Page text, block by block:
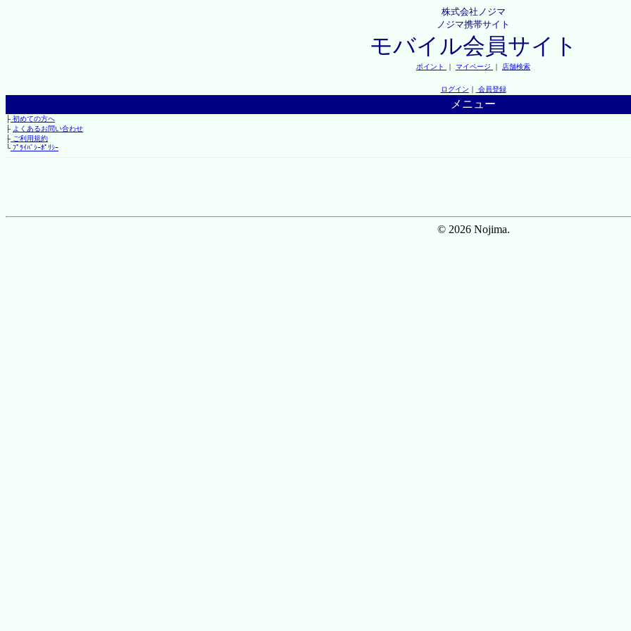
株式会社ノジマ
ノジマ携帯サイト
モバイル会員サイト
ポイント ｜ マイページ ｜ 店舗検索
ログイン ｜ 会員登録
メニュー
├初めての方へ
├ よくあるお問い合わせ
├ご利用規約
└ﾌﾟﾗｲﾊﾞｼｰﾎﾟﾘｼｰ
© 2026 Nojima.